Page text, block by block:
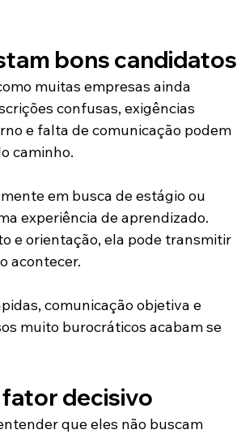
bons candidatos
muitas empresas ainda
confusas, exigências
e falta de comunicação podem
caminho.
em busca de estágio ou
experiência de aprendizado.
e orientação, ela pode transmitir
acontecer.
comunicação objetiva e
muito burocráticos acabam se
decisivo
que eles não buscam